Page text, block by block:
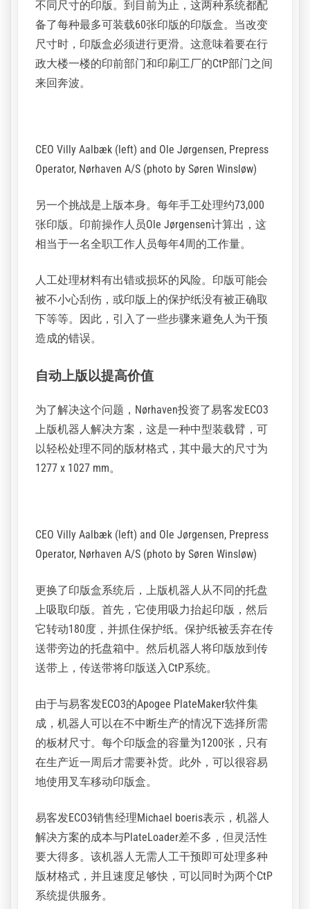
这3000万册书籍和封面是在六台宽幅卷筒胶印机
和两台单张纸胶印机上生产的，主要以单色印
刷，但也有双色和四色印刷。每天需要200到300
张Adamas印版，高峰时最多需要生产500张印
版。
上曝光。Nørhaven最大的挑战之一是它需要六种
不同尺寸的印版。到目前为止，这两种系统都配
尺寸时，印版盒必须进行更滑。这意味着要在行
政大楼一楼的印前部门和印刷工厂的CtP部门之间
来回奔波。
CEO Villy Aalbæk (left) and Ole Jørgensen, Prepress
Operator, Nørhaven A/S (photo by Søren Winsløw)
张印版。印前操作人员Ole Jørgensen计算出，这
相当于一名全职工作人员每年4周的工作量。
人工处理材料有出错或损坏的风险。印版可能会
被不小心刮伤，或印版上的保护纸没有被正确取
下等等。因此，引入了一些步骤来避免人为干预
自动上版以提高价值
上版机器人解决方案，这是一种中型装载臂，可
以轻松处理不同的版材格式，其中最大的尺寸为
1277 x 1027 mm。
Operator, Nørhaven A/S (photo by Søren Winsløw)
更换了印版盒系统后，上版机器人从不同的托盘
上吸取印版。首先，它使用吸力抬起印版，然后
它转动180度，并抓住保护纸。保护纸被丢弃在传
送带上，传送带将印版送入CtP系统。
由于与易客发ECO3的Apogee PlateMaker软件集
成，机器人可以在不中断生产的情况下选择所需
的板材尺寸。每个印版盒的容量为1200张，只有